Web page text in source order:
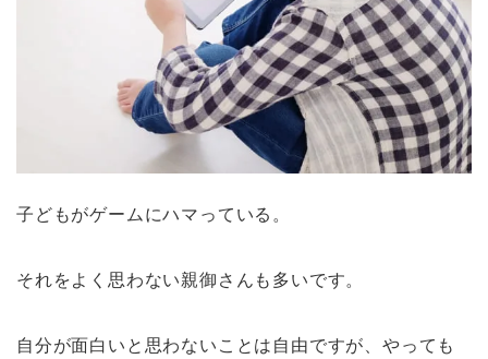
子どもがゲームにハマっている。
それをよく思わない親御さんも多いです。
自分が面白いと思わないことは自由ですが、やっても